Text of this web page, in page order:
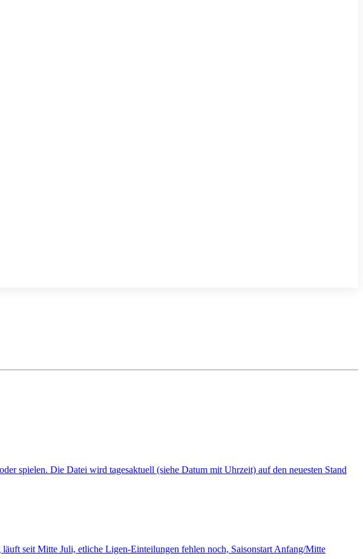
spielen. Die Datei wird tagesaktuell (siehe Datum mit Uhrzeit) auf den neuesten Stand
seit Mitte Juli, etliche Ligen-Einteilungen fehlen noch, Saisonstart Anfang/Mitte